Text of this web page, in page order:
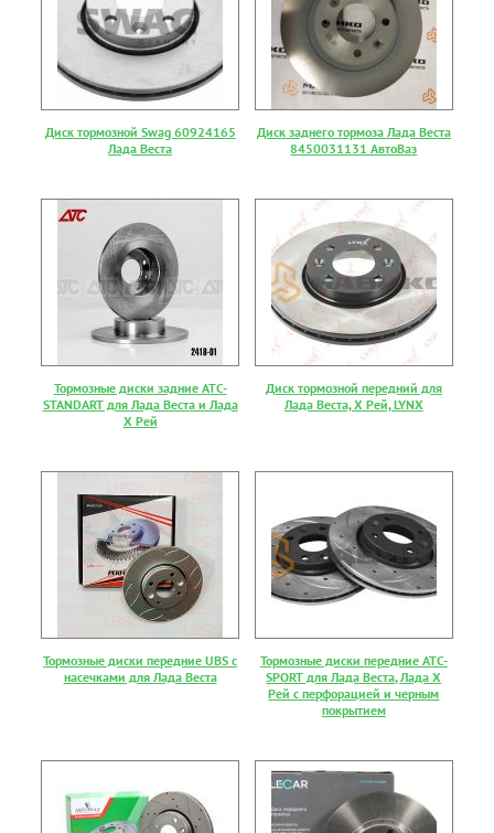
Диск тормозной Swag 60924165
Лада Веста
Диск заднего тормоза Лада Веста
8450031131 АвтоВаз
Тормозные диски задние АТС-
STANDART для Лада Веста и Лада
Х Рей
Диск тормозной передний для
Лада Веста, Х Рей, LYNX
Тормозные диски передние UBS с
насечками для Лада Веста
Тормозные диски передние АТС-
SPORT для Лада Веста, Лада Х
Рей с перфорацией и черным
покрытием